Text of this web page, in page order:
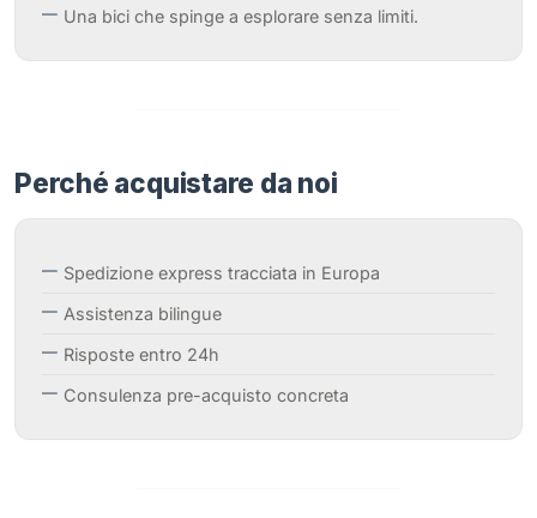
Una bici che spinge a esplorare senza limiti.
Perché acquistare da noi
Spedizione express tracciata in Europa
Assistenza bilingue
Risposte entro 24h
Consulenza pre-acquisto concreta